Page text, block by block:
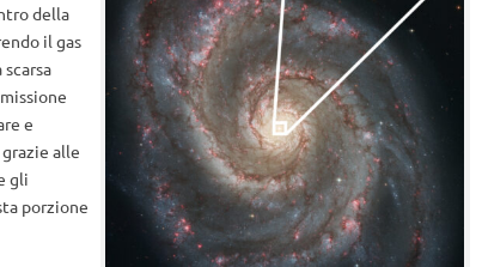
della
il gas
e
alle
gli
porzione